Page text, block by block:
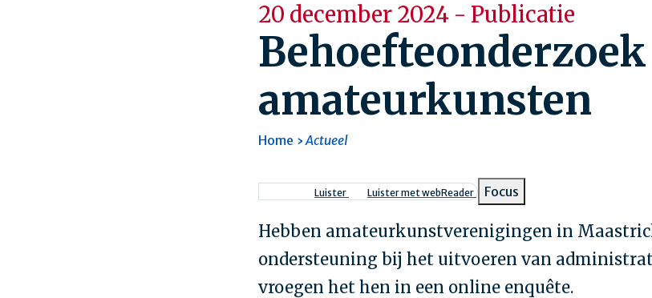
20 december 2024 - Publicatie
Behoefteonderzoek
amateurkunsten
Kruimelpad
Home Actueel
Luister Luister met webReader Focus
Hebben amateurkunstverenigingen in
ondersteuning bij het uitvoeren van
vroegen het hen in een online enquête.